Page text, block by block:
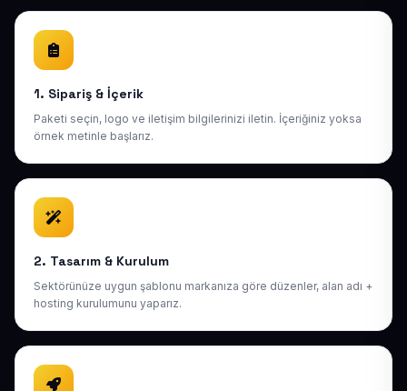
1. Sipariş & İçerik
Paketi seçin, logo ve iletişim bilgilerinizi iletin. İçeriğiniz yoksa
örnek metinle başlarız.
2. Tasarım & Kurulum
Sektörünüze uygun şablonu markanıza göre düzenler, alan adı +
hosting kurulumunu yaparız.